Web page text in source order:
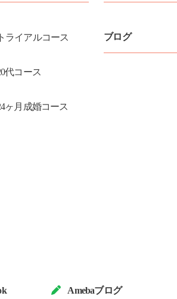
トライアルコース
代コース
ヶ月成婚コース
ブログ
Amebaブログ